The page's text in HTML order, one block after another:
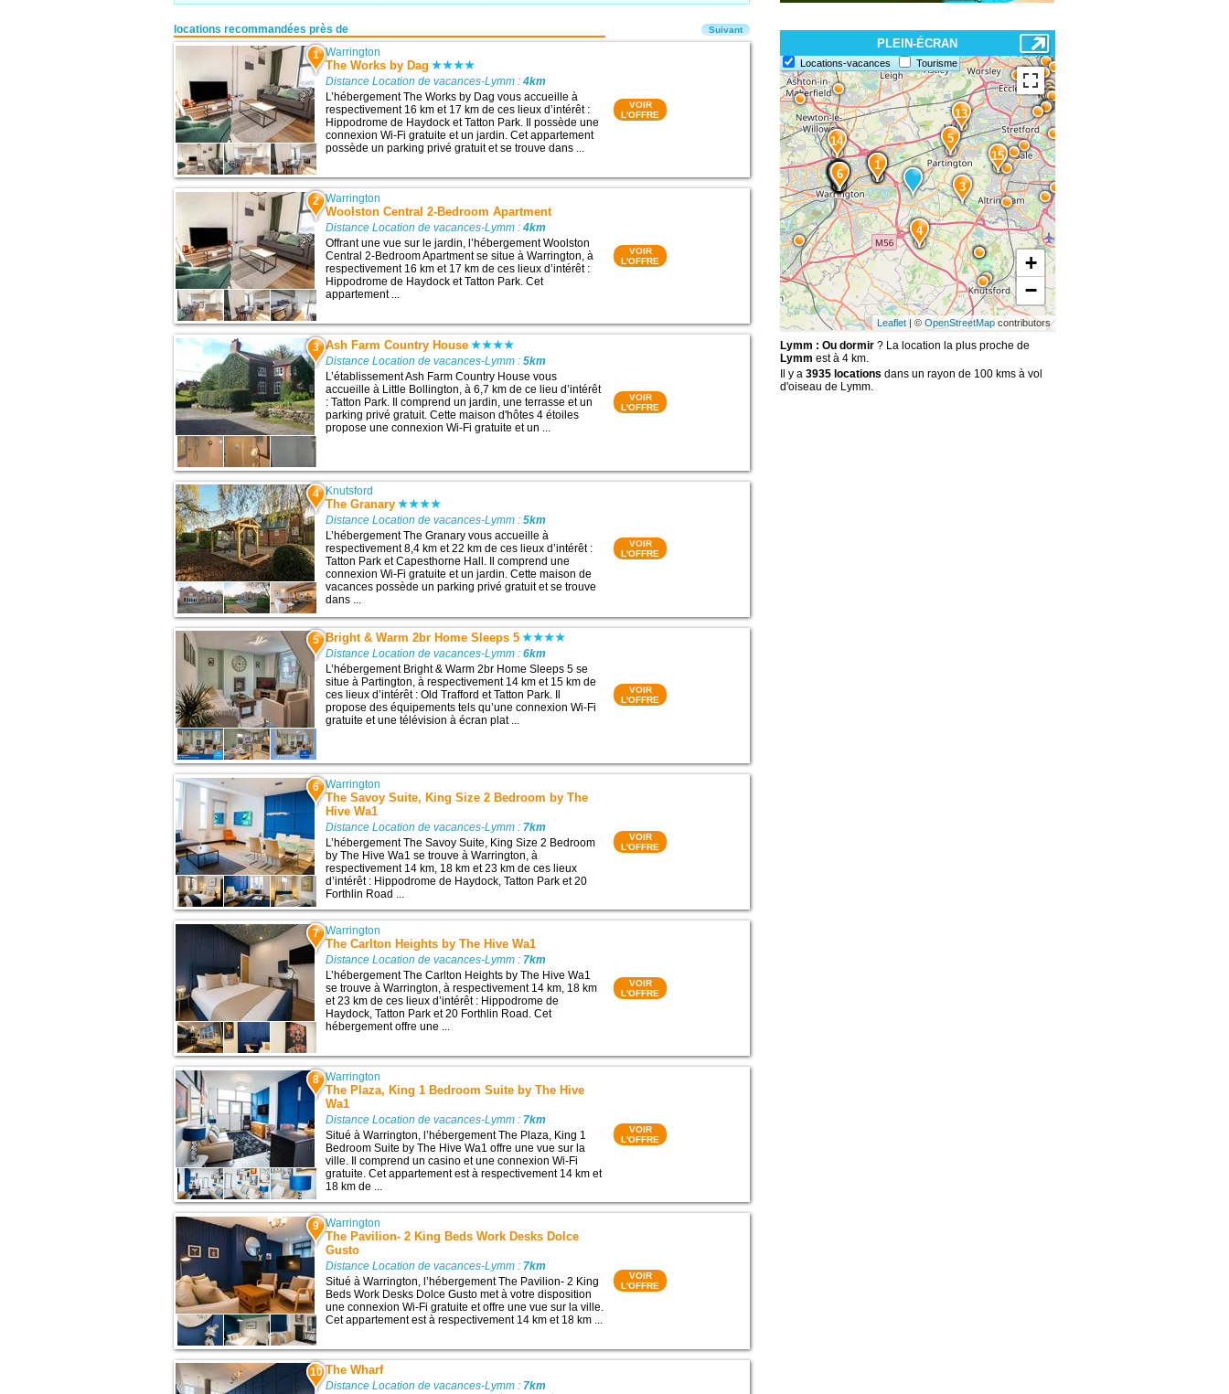
locations recommandées près de
1 Warrington
The Works by Dag
Distance Location de vacances-Lymm :4km
L’hébergement The Works by Dag vous accueille à
respectivement 16 km et 17 km de ces lieux d’intérêt :
Hippodrome de Haydock et Tatton Park. Il possède une
connexion Wi-Fi gratuite et un jardin. Cet appartement
possède un parking privé gratuit et se trouve dans ...
VOIR
L'OFFRE
2 Warrington
Woolston Central 2-Bedroom Apartment
Distance Location de vacances-Lymm :4km
Offrant une vue sur le jardin, l’hébergement Woolston
Central 2-Bedroom Apartment se situe à Warrington, à
respectivement 16 km et 17 km de ces lieux d’intérêt :
Hippodrome de Haydock et Tatton Park. Cet
appartement ...
VOIR
L'OFFRE
3 Ash Farm Country House
Distance Location de vacances-Lymm :5km
L’établissement Ash Farm Country House vous
accueille à Little Bollington, à 6,7 km de ce lieu d’intérêt
: Tatton Park. Il comprend un jardin, une terrasse et un
parking privé gratuit. Cette maison d'hôtes 4 étoiles
propose une connexion Wi-Fi gratuite et un ...
VOIR
L'OFFRE
4 Knutsford
The Granary
Distance Location de vacances-Lymm :5km
L’hébergement The Granary vous accueille à
respectivement 8,4 km et 22 km de ces lieux d’intérêt :
Tatton Park et Capesthorne Hall. Il comprend une
connexion Wi-Fi gratuite et un jardin. Cette maison de
vacances possède un parking privé gratuit et se trouve
dans ...
VOIR
L'OFFRE
5 Bright & Warm 2br Home Sleeps 5
Distance Location de vacances-Lymm :6km
L’hébergement Bright & Warm 2br Home Sleeps 5 se
situe à Partington, à respectivement 14 km et 15 km de
ces lieux d’intérêt : Old Trafford et Tatton Park. Il
propose des équipements tels qu’une connexion Wi-Fi
gratuite et une télévision à écran plat ...
VOIR
L'OFFRE
6 Warrington
The Savoy Suite, King Size 2 Bedroom by The
Hive Wa1
Distance Location de vacances-Lymm : 7km
L’hébergement The Savoy Suite, King Size 2 Bedroom
by The Hive Wa1 se trouve à Warrington, à
respectivement 14 km, 18 km et 23 km de ces lieux
d’intérêt : Hippodrome de Haydock, Tatton Park et 20
Forthlin Road ...
VOIR
L'OFFRE
7 Warrington
The Carlton Heights by The Hive Wa1
Distance Location de vacances-Lymm : 7km
L’hébergement The Carlton Heights by The Hive Wa1
se trouve à Warrington, à respectivement 14 km, 18 km
et 23 km de ces lieux d’intérêt : Hippodrome de
Haydock, Tatton Park et 20 Forthlin Road. Cet
hébergement offre une ...
VOIR
L'OFFRE
8 Warrington
The Plaza, King 1 Bedroom Suite by The Hive
Wa1
Distance Location de vacances-Lymm : 7km
Situé à Warrington, l’hébergement The Plaza, King 1
Bedroom Suite by The Hive Wa1 offre une vue sur la
ville. Il comprend un casino et une connexion Wi-Fi
gratuite. Cet appartement est à respectivement 14 km et
18 km de ...
VOIR
L'OFFRE
9 Warrington
The Pavilion- 2 King Beds Work Desks Dolce
Gusto
Distance Location de vacances-Lymm : 7km
Situé à Warrington, l’hébergement The Pavilion- 2 King
Beds Work Desks Dolce Gusto met à votre disposition
une connexion Wi-Fi gratuite et offre une vue sur la ville.
Cet appartement est à respectivement 14 km et 18 km ...
VOIR
L'OFFRE
10 The Wharf
Distance Location de vacances-Lymm : 7km
Suivant
PLEIN-ÉCRAN
Locations-vacances Tourisme
15
14
13
12
11
10
9
87
6
5
4
3
2
1
+
−
Leaflet | ©OpenStreetMapcontributors
Lymm : Ou dormir? La location la plus proche de
Lymm est à 4 km.
Il y a 3935 locations dans un rayon de 100 kms à vol
d'oiseau de Lymm.